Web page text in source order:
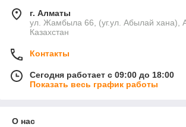
г. Алматы
ул. Жамбыла 66, (уг.ул. Абылай хана),
Казахстан
Контакты
Сегодня работает с 09:00 до 18:00
Показать весь график работы
О нас